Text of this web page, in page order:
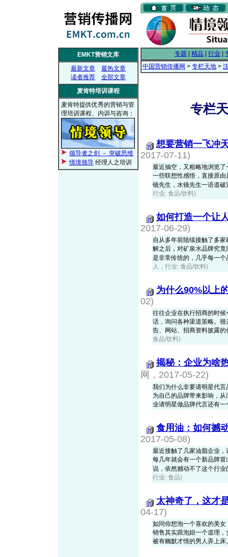
EMKT营销文库
最新文章
最热文章
读者推荐
全部文章
麦肯特培训课程
麦肯特提供优秀的营销与管
理培训课程、内训与咨询：
领导者之剑 － 突破思维
情境领导 经理人之培训
专题 精品 行业
中国营销传播网 > 专栏天地 >
专栏
想要营销一飞冲
2017-07-11)
最近抽空，又粗略地浏览
一些联想性感悟，直接原
镜先生，水镜先生一语道
行业: 食品/饮料)
如何打造一个让
2017-06-29)
自从多年前陆续接触了多
解之后，对矿泉水品牌究
是非常传统的，几乎每一
人，行业: 食品/饮料)
为什么90%以上
02)
往往企业在执行招商的时
话，询问各种渠道策略。
告、网站、招商资料披露
食品/饮料)
揭秘：企业为啥
网，2017-05-22)
我们为什么非要请明星代
为自己的品牌带来影响，
业请明星做品牌代言还有
食用油：如何撼
2017-05-08)
最近接触了几家油脂企业
每几年就会有一个新品牌
说，依然撼动不了这个行
行业: 食品)
太神奇了，这才
04-17)
如同你想泡一个喜欢的美
销售其实跟泡妞一个道理
被有幽默才情的男人弄上